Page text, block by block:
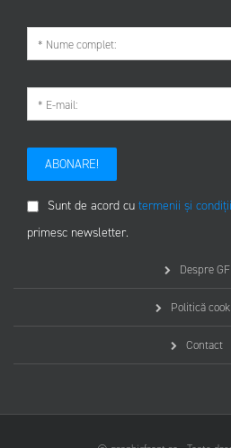
ABONARE!
Sunt de acord cu termenii și
primesc newsletter.
Despre GF
Politică
Contact